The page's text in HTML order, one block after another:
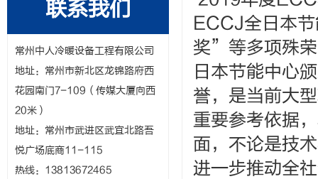
联系我们
常州中人冷暖设备工程有限公司
地址：常州市新北区龙锦路府西
花园南门7-109（传媒大厦向西
20米）
地址：常州市武进区武宜北路吾
悦广场底商11-115
热线：13813672465
ECCJ全日本
奖”等多项殊
日本节能中心
誉，是当前大
重要参考依据
面，不论是技
进一步推动全